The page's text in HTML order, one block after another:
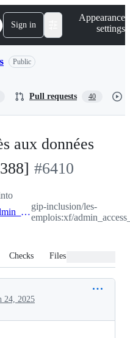
Sign in
Appearance
settings
Public
Pull requests 40
aux données
-#6410
xf/admin_access_to_analytics
gip-inclusion/les-
emplois:xf/
Checks Files changed
24, 2025